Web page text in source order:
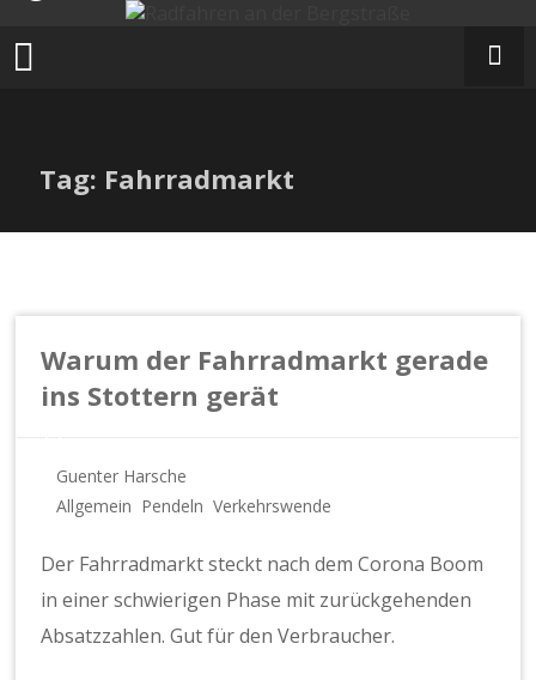
Inhalt
springen
Tag: Fahrradmarkt
Warum der Fahrradmarkt gerade
ins Stottern gerät
Guenter Harsche
Allgemein Pendeln ,Verkehrswende
Der Fahrradmarkt steckt nach dem Corona Boom
in einer schwierigen Phase mit zurückgehenden
Absatzzahlen. Gut für den Verbraucher.